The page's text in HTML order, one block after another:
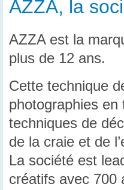
AZZA, la
AZZA est la
plus de 12 ans.
Cette technique
photographies
techniques de
de la craie et de
La société est
créatifs avec 700